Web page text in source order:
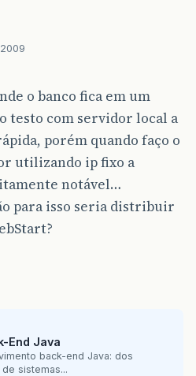
o banco fica em um
testo com servidor local a
porém quando faço o
utilizando ip fixo a
notável…
para isso seria distribuir
End Java
back-end Java: dos
sistemas...